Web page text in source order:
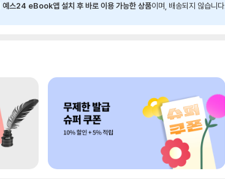
예스24 eBook앱 설치 후 바로 이용 가능한 상품이며, 배송되지 않습니다.